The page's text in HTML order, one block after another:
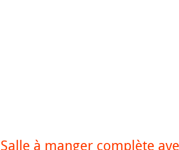
Salle à manger complète